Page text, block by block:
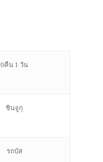
0คืน 1 วัน
ชินจูกุ
รถบัส